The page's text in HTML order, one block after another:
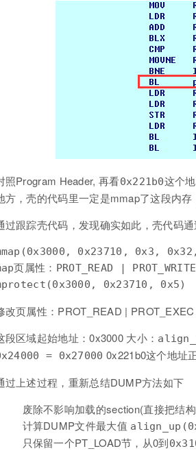
照Program Header, 再看0x221b0这个
方，壳的代码里一定是mmap了这段内
过跟踪壳代码，发现确实如此，壳代码
0x23710, 0x3,
页属性：PROT_READ | PROT_WRITE
改页属性：PROT_READ |
段区域起始地址：0x3000 大小：
= 0x27000 0x221b0这个地址
过上述过程，重新总结DUMP方法如下
废除不影响加载的section(直接把结
计算DUMP文件最大值
只保留一个PT_LOAD节，从0到